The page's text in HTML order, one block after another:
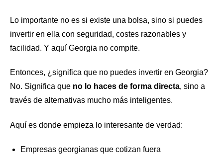
Lo importante no es si existe una bolsa, sino si puedes
invertir en ella con seguridad, costes razonables y
facilidad. Y aquí Georgia no compite.
Entonces, ¿significa que no puedes invertir en Georgia?
No. Significa que no lo haces de forma directa, sino a
través de alternativas mucho más inteligentes.
Aquí es donde empieza lo interesante de verdad:
Empresas georgianas que cotizan fuera